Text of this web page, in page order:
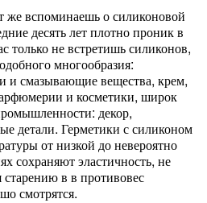
же вспоминаешь о силиконовой
десять лет плотно проник в
только не встретишь силиконов,
многообразия:
и смазывающие вещества, крем,
и косметики, широк
декор,
детали. Герметики с силиконом
от низкой до невероятно
сохраняют эластичность, не
в в противовес
смотрятся.